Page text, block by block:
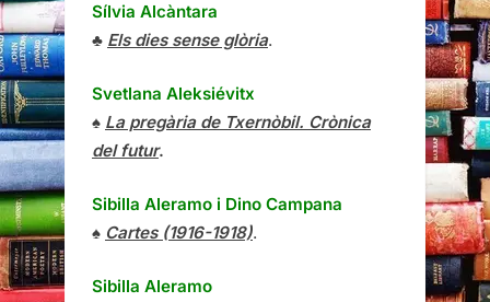
Sílvia Alcàntara
♣ Els dies sense glòria.
Svetlana Aleksiévitx
♠ La pregària de Txernòbil. Crònica
del futur.
Sibilla Aleramo i Dino Campana
♠ Cartes (1916-1918).
Sibilla Aleramo